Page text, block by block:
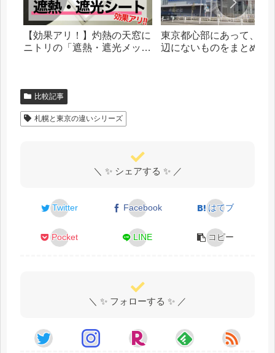
【効果アリ！】灼熱の天窓に
ニトリの「遮熱・遮光メッシ
東京都心部にあって、札
辺にないものをまとめま
比較記事
札幌と東京の違いシリーズ
＼ ✨ シェアする ✨ ／
Twitter Facebook はてブ
Pocket LINE コピー
＼ ✨ フォローする ✨ ／